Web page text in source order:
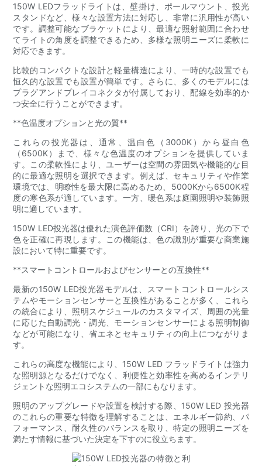
150W LEDフラッドライトは、壁掛け、ポールマウント、投光
スタンドなど、様々な設置方法に対応し、非常に汎用性が高い
です。調整可能なブラケットにより、最適な照射範囲に合わせ
てライトの角度を調整できるため、多様な照明ニーズに柔軟に
対応できます。
比較的コンパクトな設計と軽量構造により、一時的な設置でも
恒久的な設置でも設置が簡単です。さらに、多くのモデルには
プラグアンドプレイコネクタが付属しており、配線を効率的か
つ安全に行うことができます。
**色温度オプションと光の質**
これらの投光器は、通常、温白色（3000K）から昼白色
（6500K）まで、様々な色温度のオプションを提供していま
す。この柔軟性により、ユーザーは空間の雰囲気や機能的な目
的に最適な照明を選択できます。例えば、セキュリティや作業
環境では、明瞭性を最大限に高めるため、5000Kから6500K程
度の寒色系が適しています。一方、暖色系は庭園照明や装飾照
明に適しています。
150W LED投光器は優れた演色評価数（CRI）を誇り、光の下で
色を正確に再現します。この機能は、色の識別が重要な商業施
設において特に重要です。
**スマートコントロールおよびセンサーとの互換性**
最新の150W LED投光器モデルは、スマートコントロールシス
テムやモーションセンサーと互換性があることが多く、これら
の統合により、照明スケジュールのカスタマイズ、周囲の光量
に応じた自動調光・調光、モーションセンサーによる照明制御
などが可能になり、省エネとセキュリティの向上につながりま
す。
これらの高度な機能により、150W LED フラッドライトは強力
な照明源となるだけでなく、利便性と効率性を高めるインテリ
ジェントな照明エコシステムの一部にもなります。
照明のアップグレードや設置を検討する際、150W LED 投光器
のこれらの重要な特徴を理解することは、エネルギー節約、パ
フォーマンス、耐久性のバランスを取り、特定の照明ニーズを
満たす情報に基づいた決定を下すのに役立ちます。